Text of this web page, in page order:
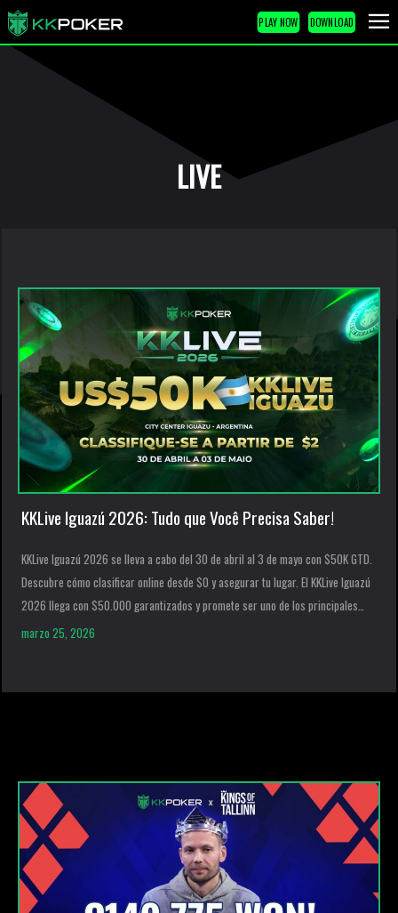
PLAY NOW DOWNLOAD
LIVE
KKLive Iguazú 2026: Tudo que Você Precisa Saber!
KKLive Iguazú 2026 se lleva a cabo del 30 de abril al 3 de mayo con $50K GTD.
Descubre cómo clasificar online desde $0 y asegurar tu lugar. El KKLive Iguazú
2026 llega con $50.000 garantizados y promete ser uno de los principales
encuentros de poker en América Latina. El evento se realizará entre el […]
marzo 25, 2026